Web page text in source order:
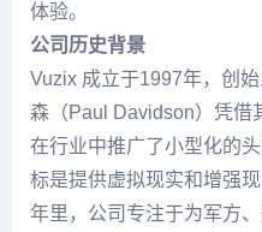
体验。
公司历史背景
Vuzix 成立于1997年，创
森（Paul Davidson）凭借
在行业中推广了小型化的
标是提供虚拟现实和增强
年里，公司专注于为军方